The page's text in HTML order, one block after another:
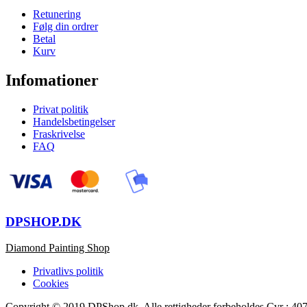
Retunering
Følg din ordrer
Betal
Kurv
Infomationer
Privat politik
Handelsbetingelser
Fraskrivelse
FAQ
DPSHOP.DK
Diamond Painting Shop
Privatlivs politik
Cookies